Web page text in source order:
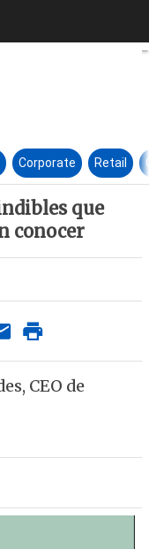
Corporate Retail
que
conocer
CEO de